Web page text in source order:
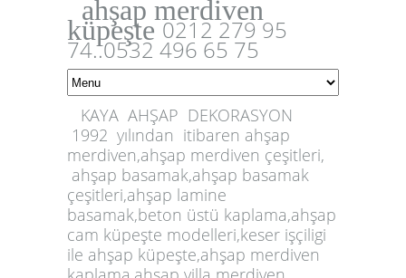
ahşap merdiven
küpeşte0212 279 95
74..0532 496 65 75
KAYA AHŞAP DEKORASYON
1992 yılından itibaren ahşap
merdiven,ahşap merdiven çeşitleri,
ahşap basamak,ahşap basamak
çeşitleri,ahşap lamine
basamak,beton üstü kaplama,ahşap
cam küpeşte modelleri,keser işçiligi
ile ahşap küpeşte,ahşap merdiven